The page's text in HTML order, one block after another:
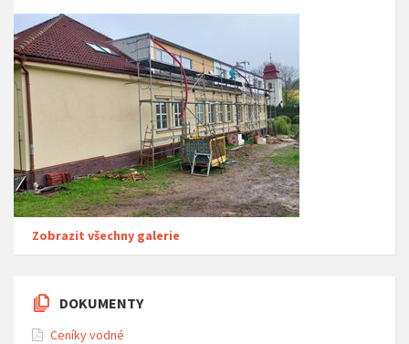
Zobrazit všechny galerie
DOKUMENTY
Ceníky vodné